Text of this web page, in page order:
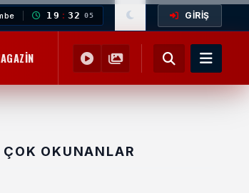
19 : 32 07 GİRİŞ
YEMEK TARIFLERI SAĞLIK
ÇOK OKUNANLAR